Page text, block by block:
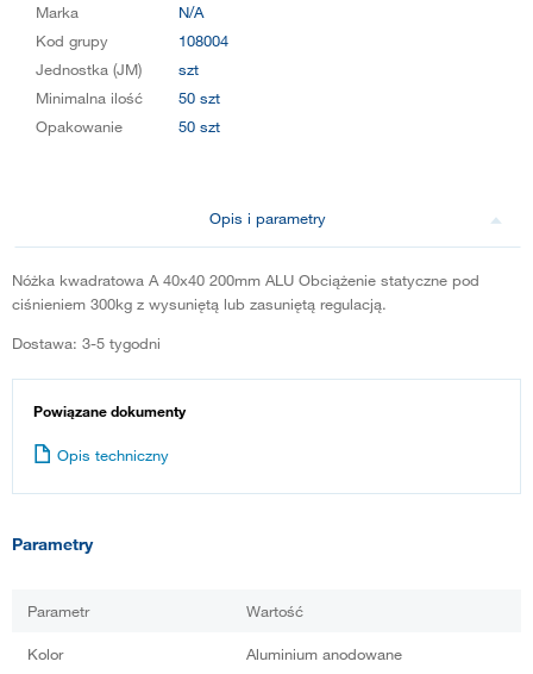
Marka
N/A
Kod grupy
108004
Jednostka (JM)
szt
Minimalna ilość
50 szt
Opakowanie
50 szt
Opis i parametry
Nóżka kwadratowa A 40x40 200mm ALU Obciążenie statyczne pod
ciśnieniem 300kg z wysuniętą lub zasuniętą regulacją.
Dostawa: 3-5 tygodni
Powiązane dokumenty
Opis techniczny
Parametry
Parametr Wartość
Kolor Aluminium anodowane